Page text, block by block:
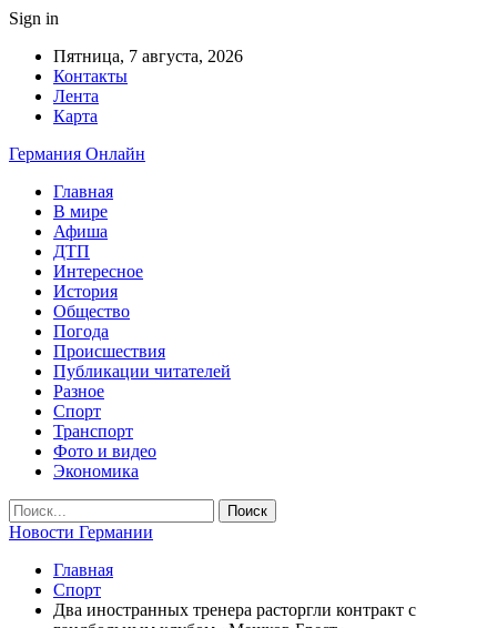
Sign in
Пятница, 7 августа, 2026
Контакты
Лента
Карта
Германия Онлайн
Главная
В мире
Афиша
ДТП
Интересное
История
Общество
Погода
Происшествия
Публикации читателей
Разное
Спорт
Транспорт
Фото и видео
Экономика
Новости Германии
Главная
Спорт
Два иностранных тренера расторгли контракт с